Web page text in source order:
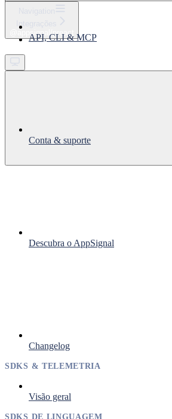
Get started
Integrações
@appsignal/preact
API, CLI & MCP
Conta & suporte
Descubra o AppSignal
Changelog
SDKS & TELEMETRIA
Visão geral
SDKS DE LINGUAGEM